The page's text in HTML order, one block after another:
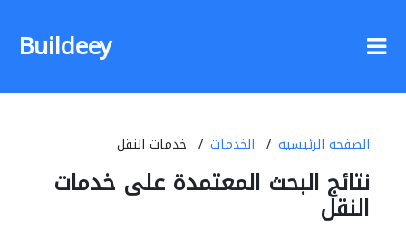
Buildeey
الصفحة الرئيسية الخدمات خدمات النقل
نتائج البحث المعتمدة على خدمات
النقل